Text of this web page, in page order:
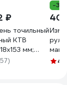
₽
точильный
КТВ
мм;
VM) ИНФ-
-3%
4.5